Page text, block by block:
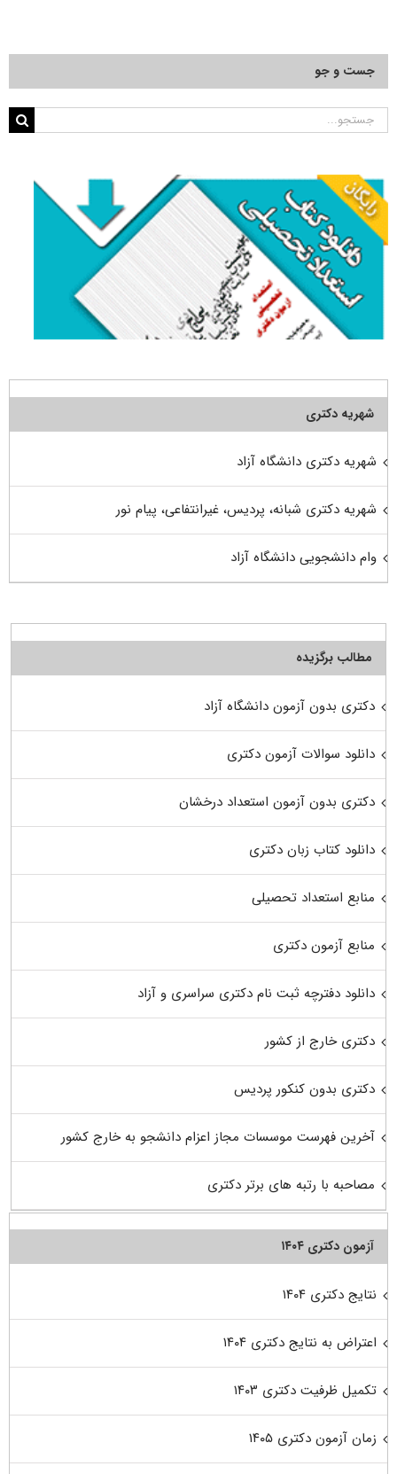
جست و جو
جستجو
شهریه دکتری
شهریه دکتری دانشگاه آزاد
شهریه دکتری شبانه، پردیس، غیرانتفاعی، پیام نور
وام دانشجویی دانشگاه آزاد
مطالب برگزیده
دکتری بدون آزمون دانشگاه آزاد
دانلود سوالات آزمون دکتری
دکتری بدون آزمون استعداد درخشان
دانلود کتاب زبان دکتری
منابع استعداد تحصیلی
منابع آزمون دکتری
دانلود دفترچه ثبت نام دکتری سراسری و آزاد
دکتری خارج از کشور
دکتری بدون کنکور پردیس
آخرین فهرست موسسات مجاز اعزام دانشجو به خارج کشور
مصاحبه با رتبه های برتر دکتری
آزمون دکتری ۱۴۰۴
نتایج دکتری ۱۴۰۴
اعتراض به نتایج دکتری ۱۴۰۴
تکمیل ظرفیت دکتری ۱۴۰۳
زمان آزمون دکتری ۱۴۰۵